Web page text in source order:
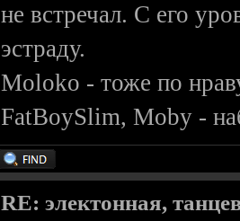
не встречал. С его
эстраду.
Moloko - тоже по
FatBoySlim, Moby -
RE: электонная,